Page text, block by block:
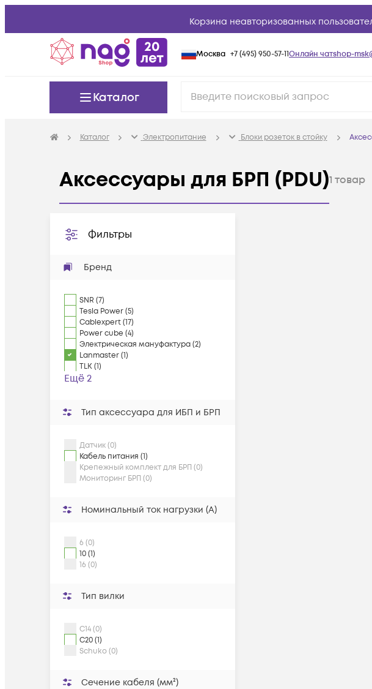
Корзина неавторизованных
Москва +7 (495) 950-57-11Онлайн чатshop-
Каталог
Каталог Электропитание Блоки розеток в стойку
Аксессуары для БРП (PDU)1 товар
Фильтры
Бренд
SNR (7)
Tesla Power(5)
Cablexpert(17)
Power cube (4)
Электрическая мануфактура(2)
Lanmaster(1)
TLK(1)
Ещё 2
Тип аксессуара для ИБП и БРП
Датчик (0)
Кабель питания (1)
Крепежный комплект для БРП (0)
Мониторинг БРП (0)
Номинальный ток нагрузки (А)
6 (0)
10 (1)
16 (0)
Тип вилки
C14 (0)
C20 (1)
Schuko (0)
Сечение кабеля (мм²)